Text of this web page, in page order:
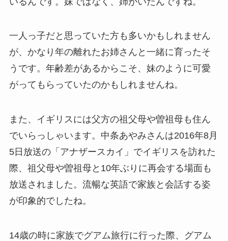
一人っ子だと思っていた方も多いかもしれません
が、かなり年の離れたお姉さんと一緒に育ったそ
うです。年齢差があるからこそ、妹のように可愛
がってもらっていたのかもしれませんね。
また、イギリスには父方の祖父母や曽祖母も住ん
でいらっしゃいます。中条あやみさんは2016年8月
5日放送の「アナザースカイ」でイギリスを訪れた
際、祖父母や曽祖母と10年ぶりに再会する場面も
放送されました。流暢な英語で家族と会話する姿
が印象的でしたね。
14歳の時に家族でグアム旅行に行った際、グアム